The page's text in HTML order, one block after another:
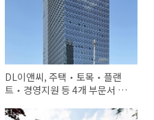
DL이앤씨, 주택‧토목‧플랜
트‧경영지원 등 4개 부문서 채